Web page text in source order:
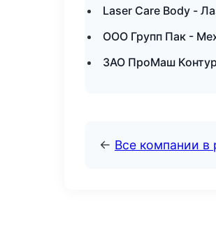
Laser Care Body -
ООО Групп Пак -
ЗАО ПроМаш
← Все компании в